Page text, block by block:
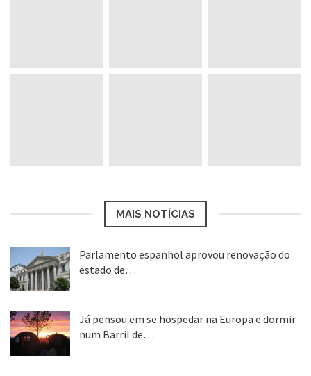
MAIS NOTÍCIAS
Parlamento espanhol aprovou renovação do
estado de…
Já pensou em se hospedar na Europa e dormir
num Barril de…